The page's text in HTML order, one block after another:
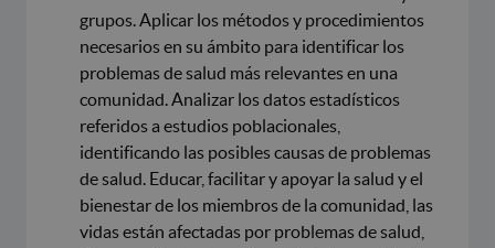
grupos. Aplicar los métodos y procedimientos
necesarios en su ámbito para identificar los
problemas de salud más relevantes en una
comunidad. Analizar los datos estadísticos
referidos a estudios poblacionales,
identificando las posibles causas de problemas
de salud. Educar, facilitar y apoyar la salud y el
bienestar de los miembros de la comunidad, las
vidas están afectadas por problemas de salud,